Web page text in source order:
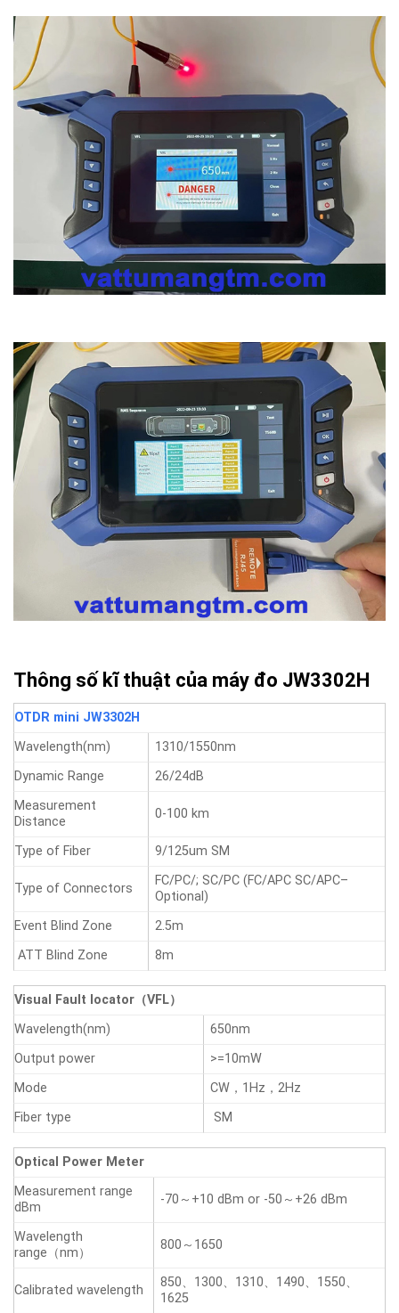
Thông số kĩ thuật của máy đo JW3302H
OTDR mini JW3302H
Wavelength(nm)
1310/1550nm
Dynamic Range
26/24dB
Measurement
Distance
0-100 km
Type of Fiber 9/125um SM
Type of Connectors
FC/PC/; SC/PC (FC/APC SC/APC–
Optional)
Event Blind Zone
2.5m
ATT Blind Zone
8m
Visual Fault locator（VFL）
Wavelength(nm)
650nm
Output power
>=10mW
Mode
CW，1Hz，2Hz
Fiber type
SM
Optical Power Meter
Measurement range
dBm
-70～+10 dBm or -50～+26 dBm
Wavelength
range（nm）
800～1650
Calibrated wavelength
850、1300、1310、1490、1550、
1625